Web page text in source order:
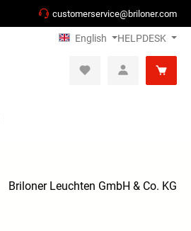
customerservice@briloner.com
English HELPDESK
Briloner Leuchten GmbH & Co. KG